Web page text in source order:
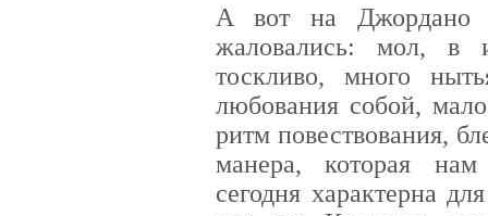
А вот на Джордано
жаловались: мол, в
тоскливо, много
любования собой,
ритм повествования,
манера, которая нам
сегодня характерна